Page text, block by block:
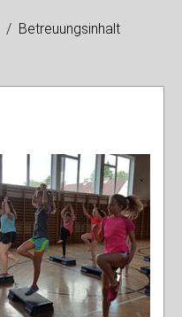
Betreuungsinhalt